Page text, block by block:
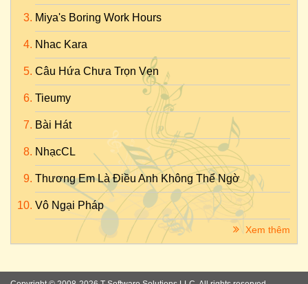
Miya's Boring Work Hours
Nhac Kara
Câu Hứa Chưa Trọn Vẹn
Tieumy
Bài Hát
NhạcCL
Thương Em Là Điều Anh Không Thể Ngờ
Vô Ngại Pháp
Xem thêm